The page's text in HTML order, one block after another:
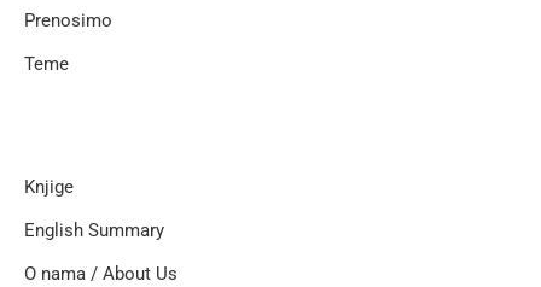
Prenosimo
Teme
Knjige
English Summary
O nama / About Us